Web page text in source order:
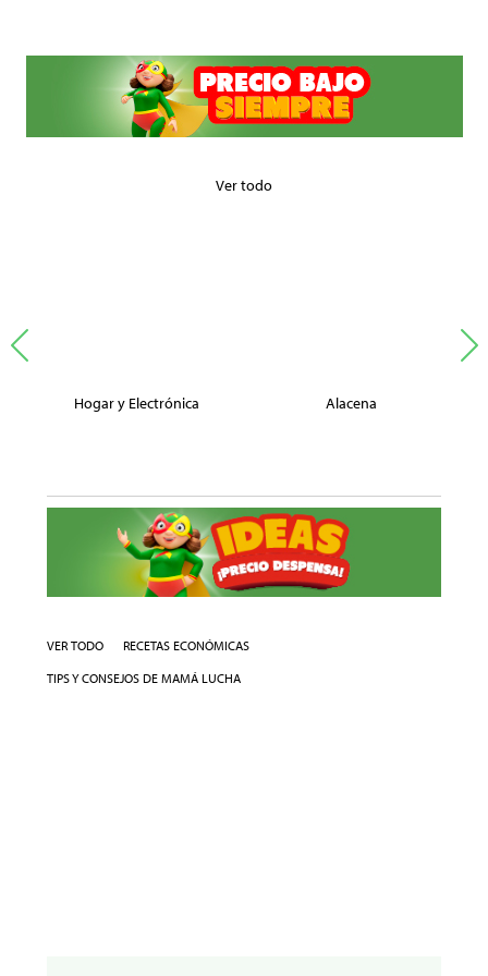
Ver todo
Hogar y Electrónica Alacena
VER TODO
RECETAS ECONÓMICAS
TIPS Y CONSEJOS DE MAMÁ LUCHA